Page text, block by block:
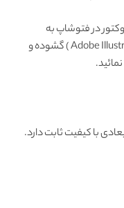
در فتوشاپ به
مشکل برخوردید , آن را در ایلواستریتور (Adobe Illustrator ) گشوده و
با کیفیت ثابت دارد.